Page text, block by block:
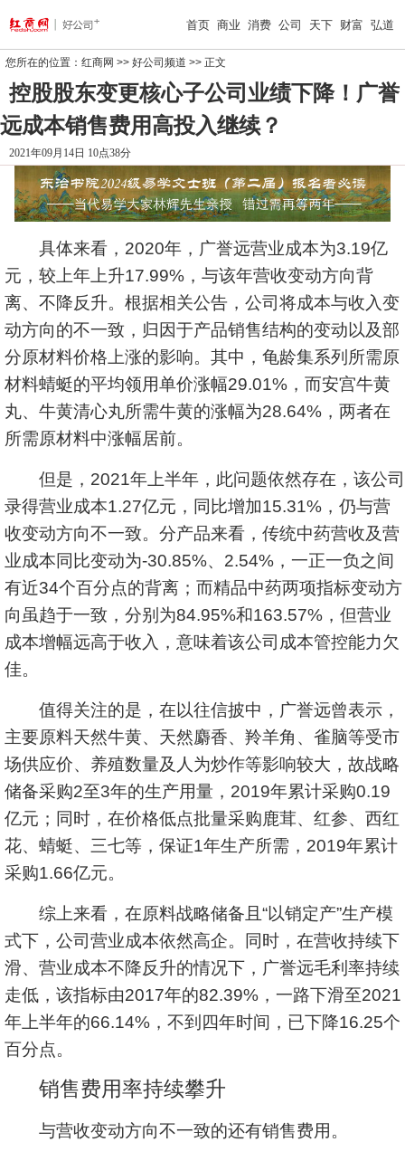
首页 商业 消费 公司 天下 财富 弘道
您所在的位置： 红商网 >> 好公司频道 >> 正文
控股股东变更核心子公司业绩下降！广誉
远成本销售费用高投入继续？
2021年09月14日 10点38分
具体来看，2020年，广誉远营业成本为3.19亿
元，较上年上升17.99%，与该年营收变动方向背
离、不降反升。根据相关公告，公司将成本与收入变
动方向的不一致，归因于产品销售结构的变动以及部
分原材料价格上涨的影响。其中，龟龄集系列所需原
材料蜻蜓的平均领用单价涨幅29.01%，而安宫牛黄
丸、牛黄清心丸所需牛黄的涨幅为28.64%，两者在
所需原材料中涨幅居前。
但是，2021年上半年，此问题依然存在，该公司
录得营业成本1.27亿元，同比增加15.31%，仍与营
收变动方向不一致。分产品来看，传统中药营收及营
业成本同比变动为-30.85%、2.54%，一正一负之间
有近34个百分点的背离；而精品中药两项指标变动方
向虽趋于一致，分别为84.95%和163.57%，但营业
成本增幅远高于收入，意味着该公司成本管控能力欠
佳。
值得关注的是，在以往信披中，广誉远曾表示，
主要原料天然牛黄、天然麝香、羚羊角、雀脑等受市
场供应价、养殖数量及人为炒作等影响较大，故战略
储备采购2至3年的生产用量，2019年累计采购0.19
亿元；同时，在价格低点批量采购鹿茸、红参、西红
花、蜻蜓、三七等，保证1年生产所需，2019年累计
采购1.66亿元。
综上来看，在原料战略储备且“以销定产”生产模
式下，公司营业成本依然高企。同时，在营收持续下
滑、营业成本不降反升的情况下，广誉远毛利率持续
走低，该指标由2017年的82.39%，一路下滑至2021
年上半年的66.14%，不到四年时间，已下降16.25个
百分点。
销售费用率持续攀升
与营收变动方向不一致的还有销售费用。